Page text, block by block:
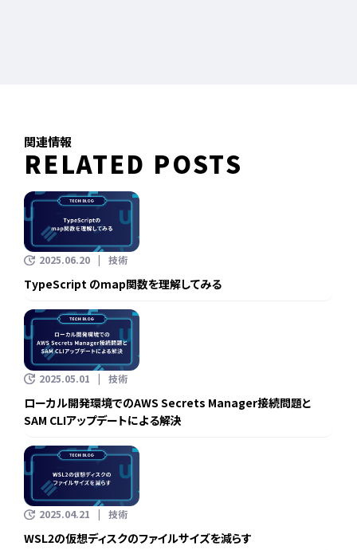
関連情報
RELATED POSTS
2025.06.20 技術
TypeScript のmap関数を理解してみる
2025.05.01 技術
ローカル開発環境でのAWS Secrets Manager接続問題と
SAM CLIアップデートによる解決
2025.04.21 技術
WSL2の仮想ディスクのファイルサイズを減らす